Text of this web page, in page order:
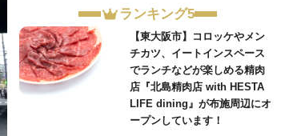
ランキング5
【東大阪市】コロッケやメン
チカツ、イートインスペース
でランチなどが楽しめる精肉
店『北島精肉店 with HESTA
LIFE dining』が布施周辺にオ
ープンしています！